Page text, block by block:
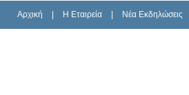
Αρχική H Εταιρεία Νέα Εκδηλώσεις